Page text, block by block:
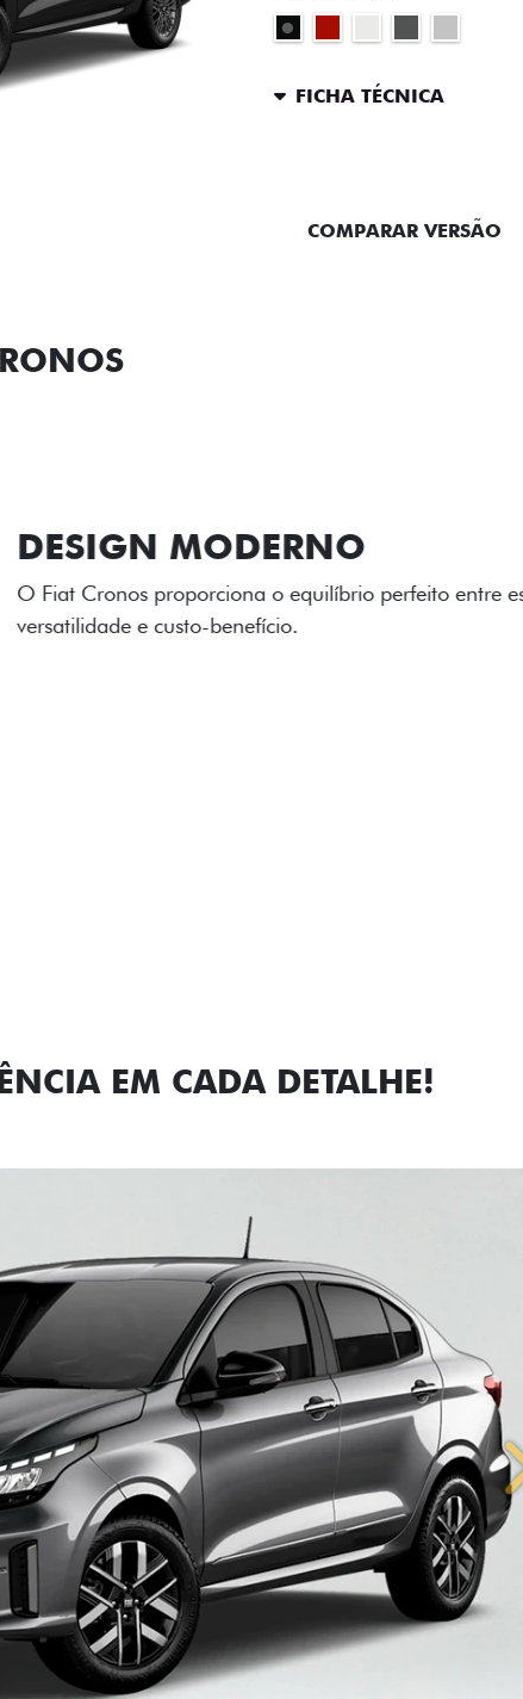
FICHA TÉCNICA
COMPARAR VERSÃO
RODAS DE
As rodas de liga leve com
diamantado elevam o
EM CADA DETALHE!